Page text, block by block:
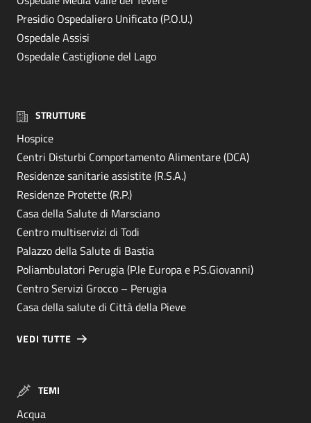
Presidio Ospedaliero Unificato (P.O.U.)
Ospedale Assisi
Ospedale Castiglione del Lago
STRUTTURE
Hospice
Centri Disturbi Comportamento Alimentare (DCA)
Residenze sanitarie assistite (R.S.A.)
Residenze Protette (R.P.)
Casa della Salute di Marsciano
Centro multiservizi di Todi
Palazzo della Salute di Bastia
Poliambulatori Perugia (P.le Europa e P.S.Giovanni)
Centro Servizi Grocco – Perugia
Casa della salute di Città della Pieve
VEDI TUTTE
TEMI
Acqua